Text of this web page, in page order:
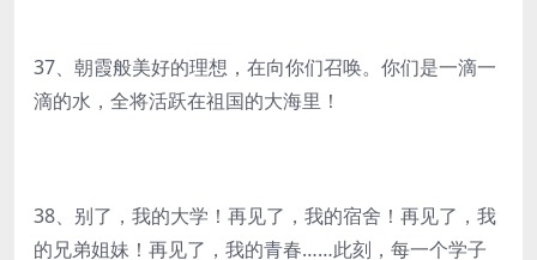
37、朝霞般美好的理想，在向你们召唤。你们是一滴一
滴的水，全将活跃在祖国的大海里！
38、别了，我的大学！再见了，我的宿舍！再见了，我
的兄弟姐妹！再见了，我的青春……此刻，每一个学子